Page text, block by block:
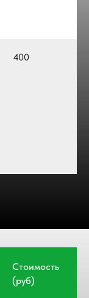
400
Стоимость
(руб)